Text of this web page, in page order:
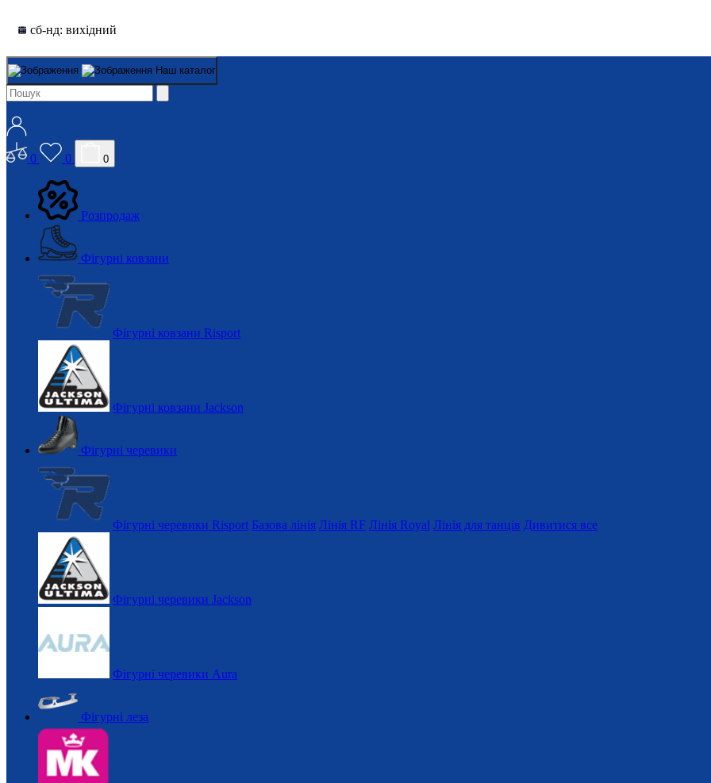
сб-нд: вихідний
Наш каталог
0 0 0
Розпродаж
Фігурні ковзани
Фігурні ковзани Risport
Фігурні ковзани Jackson
Фігурні черевики
Фігурні черевики Risport Базова лінія Лінія RF Лінія Royal Лінія для танців Дивитися все
Фігурні черевики Jackson
Фігурні черевики Aura
Фігурні леза